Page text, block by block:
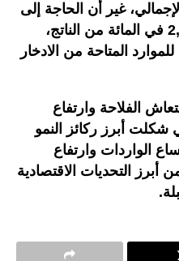
غير أن الحاجة إلى
تمويل الاقتصاد ارتفعت إلى 2,5 في المائة من الناتج،
المتاحة من الادخار
الفلاحة وارتفاع
شكلت أبرز ركائز النمو
تظل اتساع الواردات وارتفاع
أبرز التحديات الاقتصادية